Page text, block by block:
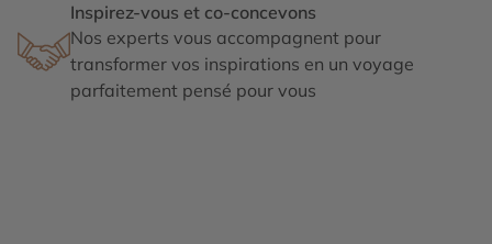
Inspirez-vous et co-concevons
Nos experts vous accompagnent pour
transformer vos inspirations en un voyage
parfaitement pensé pour vous